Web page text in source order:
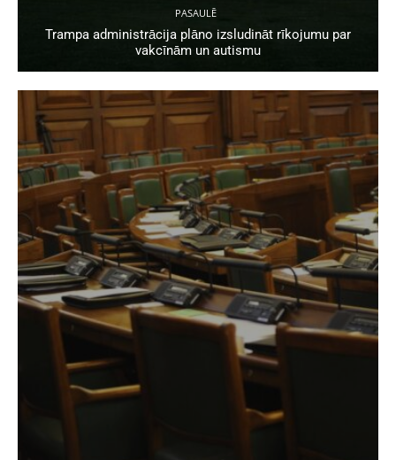
PASAULĒ
Trampa administrācija plāno izsludināt rīkojumu par
vakcīnām un autismu